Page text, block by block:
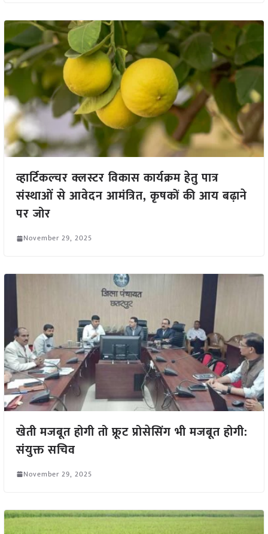
व्हार्टिकल्चर क्लस्टर विकास कार्यक्रम हेतु पात्र
संस्थाओं से आवेदन आमंत्रित, कृषकों की आय बढ़ाने
पर जोर
November 29, 2025
खेती मजबूत होगी तो फ्रूट प्रोसेसिंग भी मजबूत होगी:
संयुक्त सचिव
November 29, 2025